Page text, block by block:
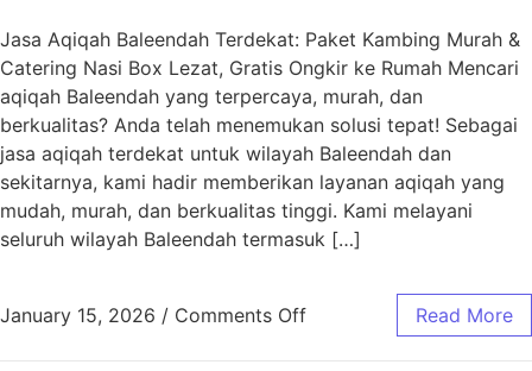
Jasa Aqiqah Baleendah Terdekat: Paket Kambing Murah &
Catering Nasi Box Lezat, Gratis Ongkir ke Rumah Mencari
aqiqah Baleendah yang terpercaya, murah, dan
berkualitas? Anda telah menemukan solusi tepat! Sebagai
jasa aqiqah terdekat untuk wilayah Baleendah dan
sekitarnya, kami hadir memberikan layanan aqiqah yang
mudah, murah, dan berkualitas tinggi. Kami melayani
seluruh wilayah Baleendah termasuk […]
January 15, 2026 / Comments Off Read More